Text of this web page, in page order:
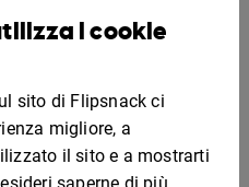
Modello interattivo di
manuale di sicurezza
i cookie
sito di Flipsnack ci
migliore, a
il sito e a mostrarti